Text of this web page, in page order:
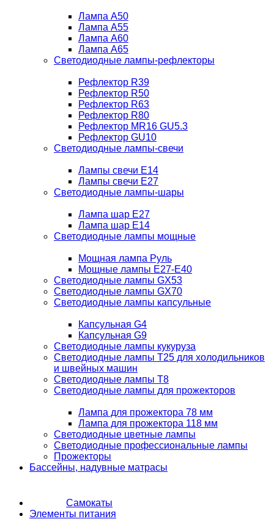
Лампа A50
Лампа A55
Лампа A60
Лампа A65
Светодиодные лампы-рефлекторы
Рефлектор R39
Рефлектор R50
Рефлектор R63
Рефлектор R80
Рефлектор MR16 GU5.3
Рефлектор GU10
Светодиодные лампы-свечи
Лампы свечи Е14
Лампы свечи Е27
Светодиодные лампы-шары
Лампа шар E27
Лампа шар Е14
Светодиодные лампы мощные
Мощная лампа Руль
Мощные лампы E27-E40
Светодиодные лампы GX53
Светодиодные лампы GX70
Светодиодные лампы капсульные
Капсульная G4
Капсульная G9
Светодиодные лампы кукуруза
Светодиодные лампы T25 для холодильников
и швейных машин
Светодиодные лампы T8
Светодиодные лампы для прожекторов
Лампа для прожектора 78 мм
Лампа для прожектора 118 мм
Светодиодные цветные лампы
Светодиодные профессиональные лампы
Прожекторы
Бассейны, надувные матрасы
Самокаты
Элементы питания